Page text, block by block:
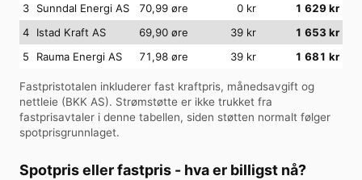
3
Sunndal Energi AS 70,99 øre 0 kr 1 629 kr
4
Istad Kraft AS 69,90 øre 39 kr 1 653 kr
5
Rauma Energi AS 71,98 øre 39 kr 1 681 kr
Fastpristotalen inkluderer fast kraftpris, månedsavgift og
nettleie (BKK AS). Strømstøtte er ikke trukket fra
fastprisavtaler i denne tabellen, siden støtten normalt følger
spotprisgrunnlaget.
Spotpris eller fastpris - hva er billigst nå?